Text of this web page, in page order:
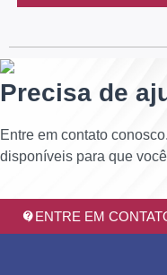
Precisa de
Entre em contato
disponíveis para que
ENTRE EM